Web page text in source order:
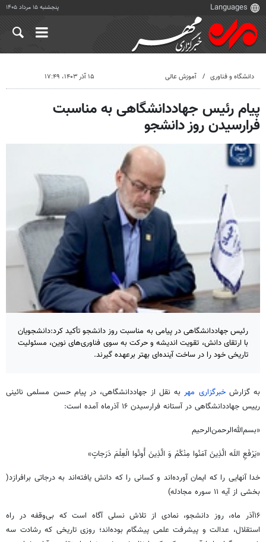
پنجشنبه ۱۵ مرداد ۱۴۰۵
دانشگاه و فناوری آموزش عالی ۱۵ آذر ۱۴۰۳، ۱۷:۴۹
پیام رئیس جهاددانشگاهی به مناسبت
فرارسیدن روز دانشجو
رئیس جهاددانشگاهی در پیامی به مناسبت روز دانشجو تأکید کرد:دانشجویان
با ارتقای دانش، تقویت اندیشه و حرکت به ‌سوی فناوری‌های نوین، مسئولیت
تاریخی خود را در ساخت آینده‌ای بهتر برعهده گیرند.
به گزارشخبرگزاری مهربه نقل از جهاددانشگاهی، در پیام حسن مسلمی نائینی
رییس جهاددانشگاهی در آستانه فرارسیدن ۱۶ آذرماه آمده است:
«بسم‌الله‌الرحمن‌الرحیم
«یَرْفَعِ اللَه الَّذِینَ آمَنُوا مِنْکُمْ وَ الَّذِینَ أُوتُوا الْعِلْمَ دَرَجاتٍ»
خدا آنهایی را که ایمان آورده‌اند و کسانی را که دانش یافته‌اند به درجاتی برافرازد(
بخشی از آیه ۱۱ سوره مجادله)
۱۶آذر ماه، روز دانشجو، نمادی از تلاش نسلی آگاه است که بی‌وقفه در راه
استقلال، عدالت و پیشرفت علمی پیشگام بوده‌اند؛ روزی تاریخی که رشادت سه